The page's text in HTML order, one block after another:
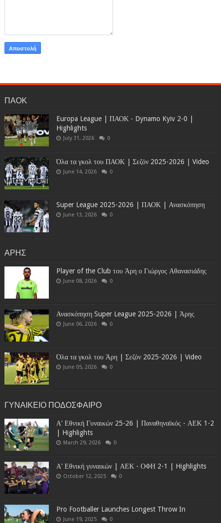
ΠΑΟΚ
Europa League | ΠΑΟΚ - Dynamo Kyiv 2-0 |
Highlights
July 31, 2026 0
Όλα τα γκολ του ΠΑΟΚ | Σεζόν 2025-2026 | Video
June 14, 2026 0
Super League 2025-2026 | ΠΑΟΚ | Ανασκόπηση
June 13, 2026 0
ΑΡΗΣ
Player of the Club του Άρη ο Γιώργος Αθανασιάδης
June 08, 2026 0
Ανασκόπηση Super League 2025-2026 | Άρης
June 06, 2026 0
Όλα τα γκολ του Άρη | Σεζόν 2025-2026 | Video
June 05, 2026 0
ΓΥΝΑΙΚΕΙΟ ΠΟΔΟΣΦΑΙΡΟ
Α' Εθνική Γυναικών 25-26 | Παναθηναϊκός - ΑΕΚ 1-2
| Highlights
March 29, 2026 0
Α' Εθνική γυναικών | ΑΕΚ - ΟΦΗ 2-1 | Highlights
October 12, 2025 0
Pro Footballer Launches Longest Throw In
June 19, 2025 0